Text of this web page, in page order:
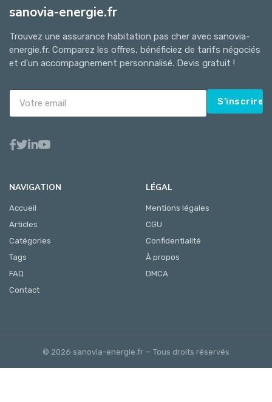
sanovia-energie.fr
Trouvez une assurance habitation pas cher avec sanovia-
energie.fr. Comparez les offres, bénéficiez de tarifs négociés
et d'un accompagnement personnalisé. Devis gratuit !
S'inscrire
NAVIGATION
Accueil
Articles
Catégories
Tags
FAQ
Contact
LÉGAL
Mentions légales
CGU
Confidentialité
À propos
DMCA
© 2026 sanovia-energie.fr — Tous droits réservés